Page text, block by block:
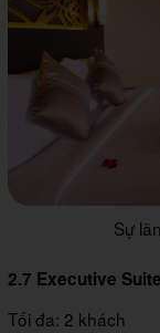
Sự
2.7 Executive Suite
Tối đa: 2 khách